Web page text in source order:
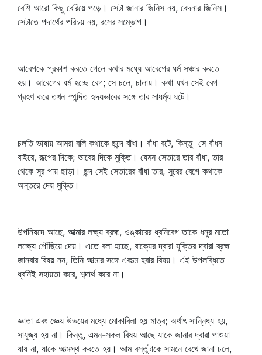
বেশি আরো কিছু বেরিয়ে পড়ে। সেটা জানার জিনিস নয়, বেদনার জিনিস।
সেটাতে পদার্থের পরিচয় নয়, রসের সম্ভোগ।
আবেগকে প্রকাশ করতে গেলে কথার মধ্যে আবেগের ধর্ম সঞ্চার করতে
হয়। আবেগের ধর্ম হচ্ছে বেগ; সে চলে, চালায়। কথা যখন সেই বেগ
গ্রহণ করে তখন স্পন্দিত হৃদয়ভাবের সঙ্গে তার সাধর্ম্য ঘটে।
চলতি ভাষায় আমরা বলি কথাকে ছন্দে বাঁধা। বাঁধা বটে, কিন্তু সে বাঁধন
বাইরে, রূপের দিকে; ভাবের দিকে মুক্তি। যেমন সেতারে তার বাঁধা, তার
থেকে সুর পায় ছাড়া। ছন্দ সেই সেতারের বাঁধা তার, সুরের বেগে কথাকে
অন্তরে দেয় মুক্তি।
উপনিষদে আছে, আত্মার লক্ষ্য ব্রহ্ম, ওঙ্কারের ধ্বনিবেগ তাকে ধনুর মতো
লক্ষ্যে পৌঁছিয়ে দেয়। এতে বলা হচ্ছে, বাক্যের দ্বারা যুক্তির দ্বারা ব্রহ্ম
জানবার বিষয় নন, তিনি আত্মার সঙ্গে একাত্ম হবার বিষয়। এই উপলব্ধিতে
ধ্বনিই সহায়তা করে, শব্দার্থ করে না।
জ্ঞাতা এবং জ্ঞেয় উভয়ের মধ্যে মোকাবিলা হয় মাত্র; অর্থাৎ সান্নিধ্য হয়,
সাযুজ্য হয় না। কিন্তু, এমন-সকল বিষয় আছে যাকে জানার দ্বারা পাওয়া
যায় না, যাকে আত্মস্থ করতে হয়। আম বস্তুটাকে সামনে রেখে জানা চলে,